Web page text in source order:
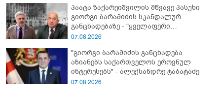
პაატა ზაქარეიშვილის მწვავე პასუხი
გიორგი ბარამიძის სკანდალურ
განცხადებაზე - "ყველაფერი
დეტალურად ვიცი... კამანში მოკლული
ბარამიძე კი ტყუის"
07.08.2026
"გიორგი ბარამიძის განცხადება
აზიანებს საქართველოს ეროვნულ
ინტერესებს" - ალექსანდრე ტაბატაძე
07.08.2026